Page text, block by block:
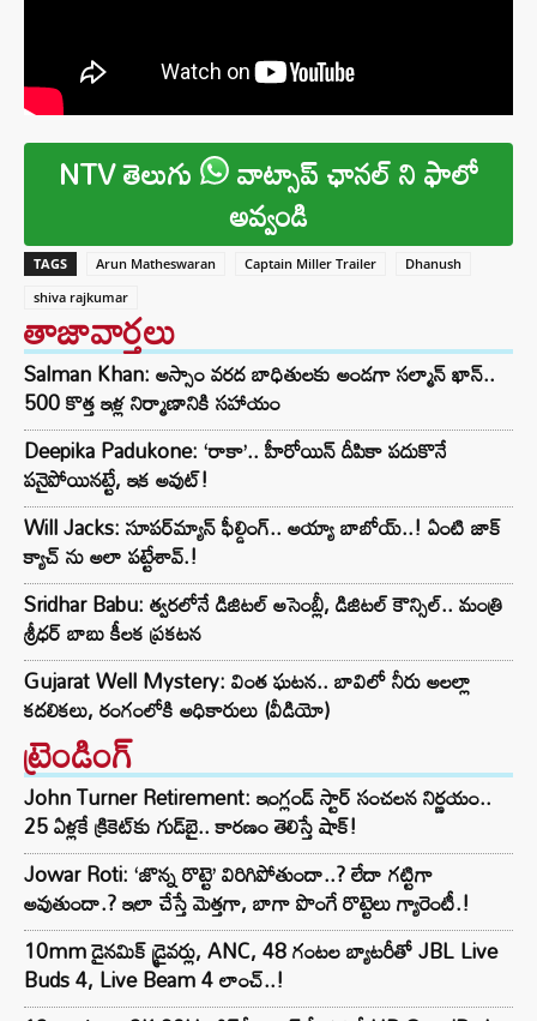
NTV తెలుగు వాట్సాప్ ఛానల్ ని ఫాలో
అవ్వండి
TAGS Arun Matheswaran Captain Miller Trailer
Dhanush
shiva rajkumar
తాజావార్తలు
Salman Khan: అస్సాం వరద బాధితులకు అండగా సల్మాన్ ఖాన్..
500 కొత్త ఇళ్ల నిర్మాణానికి సహాయం
Deepika Padukone: ‘రాకా’.. హీరోయిన్ దీపికా పదుకొనే
పనైపోయినట్టే, ఇక అవుట్!
Will Jacks: సూపర్‌మ్యాన్ ఫీల్డింగ్.. అయ్యా బాబోయ్..! ఏంటి జాక్
క్యాచ్ ను అలా పట్టేశావ్.!
Sridhar Babu: త్వరలోనే డిజిటల్ అసెంబ్లీ, డిజిటల్ కౌన్సిల్.. మంత్రి
శ్రీధర్ బాబు కీలక ప్రకటన
Gujarat Well Mystery: వింత ఘటన.. బావిలో నీరు అలల్లా
కదలికలు, రంగంలోకి అధికారులు (వీడియో)
ట్రెండింగ్‌
John Turner Retirement: ఇంగ్లండ్ స్టార్ సంచలన నిర్ణయం..
25 ఏళ్లకే క్రికెట్‌కు గుడ్‌బై.. కారణం తెలిస్తే షాక్!
Jowar Roti: ‘జొన్న రొట్టె’ విరిగిపోతుందా..? లేదా గట్టిగా
అవుతుందా.? ఇలా చేస్తే మెత్తగా, బాగా పొంగే రొట్టెలు గ్యారెంటీ.!
10mm డైనమిక్ డ్రైవర్లు, ANC, 48 గంటల బ్యాటరీతో JBL Live
Buds 4, Live Beam 4 లాంచ్..!